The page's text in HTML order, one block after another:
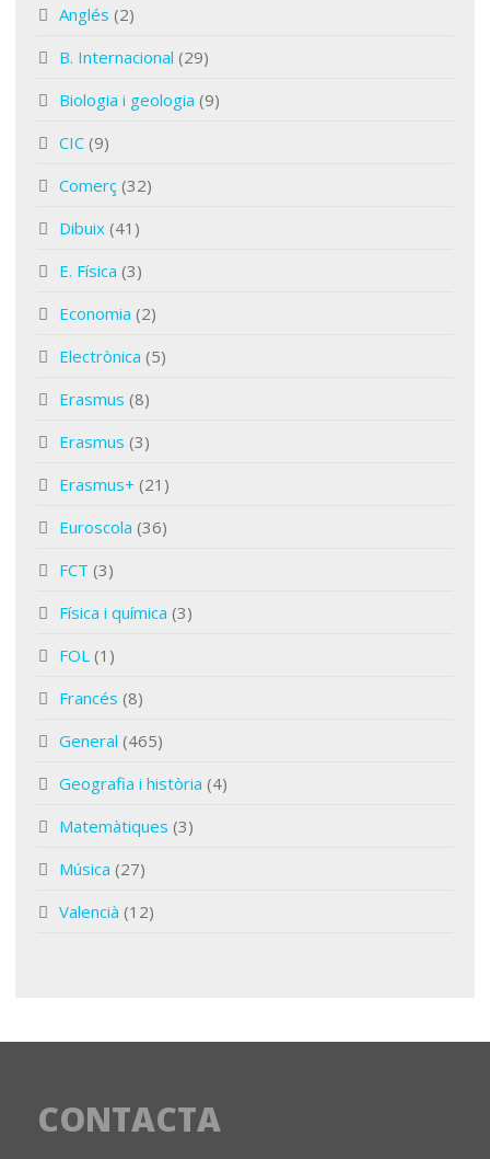
Anglés (2)
B. Internacional (29)
Biologia i geologia (9)
CIC (9)
Comerç (32)
Dibuix (41)
E. Física (3)
Economia (2)
Electrònica (5)
Erasmus (8)
Erasmus (3)
Erasmus+ (21)
Euroscola (36)
FCT (3)
Física i química (3)
FOL (1)
Francés (8)
General (465)
Geografia i història (4)
Matemàtiques (3)
Música (27)
Valencià (12)
CONTACTA